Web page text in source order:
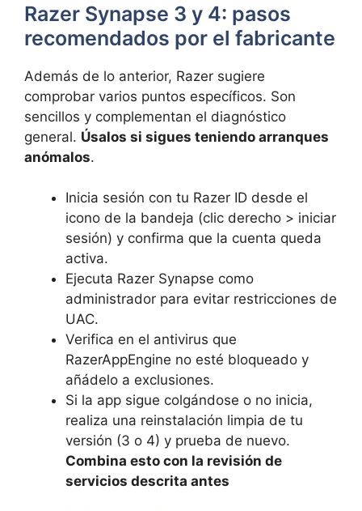
Razer Synapse 3 y 4: pasos
recomendados por el fabricante
Además de lo anterior, Razer sugiere
comprobar varios puntos específicos. Son
sencillos y complementan el diagnóstico
general. Úsalos si sigues teniendo arranques
anómalos.
Inicia sesión con tu Razer ID desde el
icono de la bandeja (clic derecho > iniciar
sesión) y confirma que la cuenta queda
activa.
Ejecuta Razer Synapse como
administrador para evitar restricciones de
UAC.
Verifica en el antivirus que
RazerAppEngine no esté bloqueado y
añádelo a exclusiones.
Si la app sigue colgándose o no inicia,
realiza una reinstalación limpia de tu
versión (3 o 4) y prueba de nuevo.
Combina esto con la revisión de
servicios descrita antes